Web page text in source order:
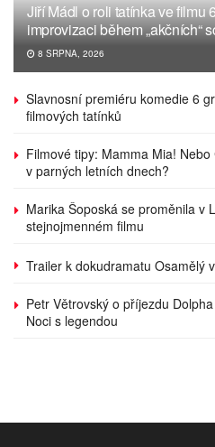
Jiří Mádl o roli tatínka ve filmu
improvizaci během „akčních“
8 SRPNA, 2026
Slavnosní premiéru komedie 6
filmových tatínků
Filmové tipy: Mamma Mia!
v parných letních dnech?
Marika Šoposká se proměnila v
stejnojmenném filmu
Trailer k dokudramatu Osamělý
Petr Větrovský o příjezdu
Noci s legendou